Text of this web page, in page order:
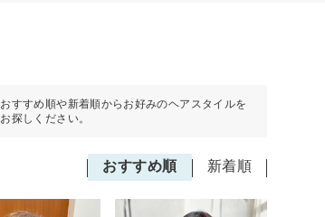
おすすめ順や新着順からお好みのヘアスタイルを
お探しください。
おすすめ順 新着順